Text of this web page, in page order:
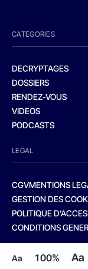
Aa 100% Aa
CATEGORIES
DECRYPTAGES
DOSSIERS
RENDEZ-VOUS
VIDEOS
PODCASTS
LEGAL
CGVMENTIONS
GESTION DES
POLITIQUE
CONDITIONS